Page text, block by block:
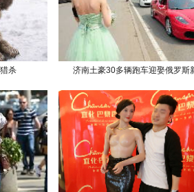
杀 济南土豪30多辆跑车迎娶俄罗斯